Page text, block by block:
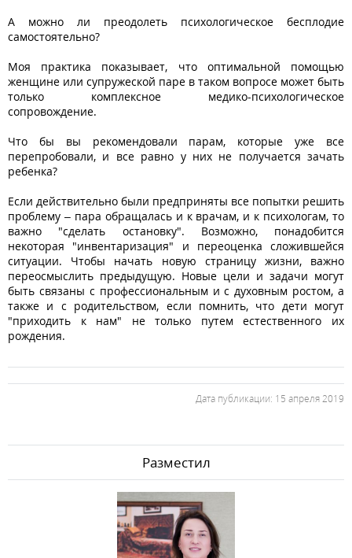
А можно ли преодолеть психологическое бесплодие
самостоятельно?
Моя практика показывает, что оптимальной помощью
женщине или супружеской паре в таком вопросе может быть
только комплексное медико-психологическое
сопровождение.
Что бы вы рекомендовали парам, которые уже все
перепробовали, и все равно у них не получается зачать
ребенка?
Если действительно были предприняты все попытки решить
проблему – пара обращалась и к врачам, и к психологам, то
важно "сделать остановку". Возможно, понадобится
некоторая "инвентаризация" и переоценка сложившейся
ситуации. Чтобы начать новую страницу жизни, важно
переосмыслить предыдущую. Новые цели и задачи могут
быть связаны с профессиональным и с духовным ростом, а
также и с родительством, если помнить, что дети могут
"приходить к нам" не только путем естественного их
рождения.
Дата публикации: 15 апреля 2019
Разместил